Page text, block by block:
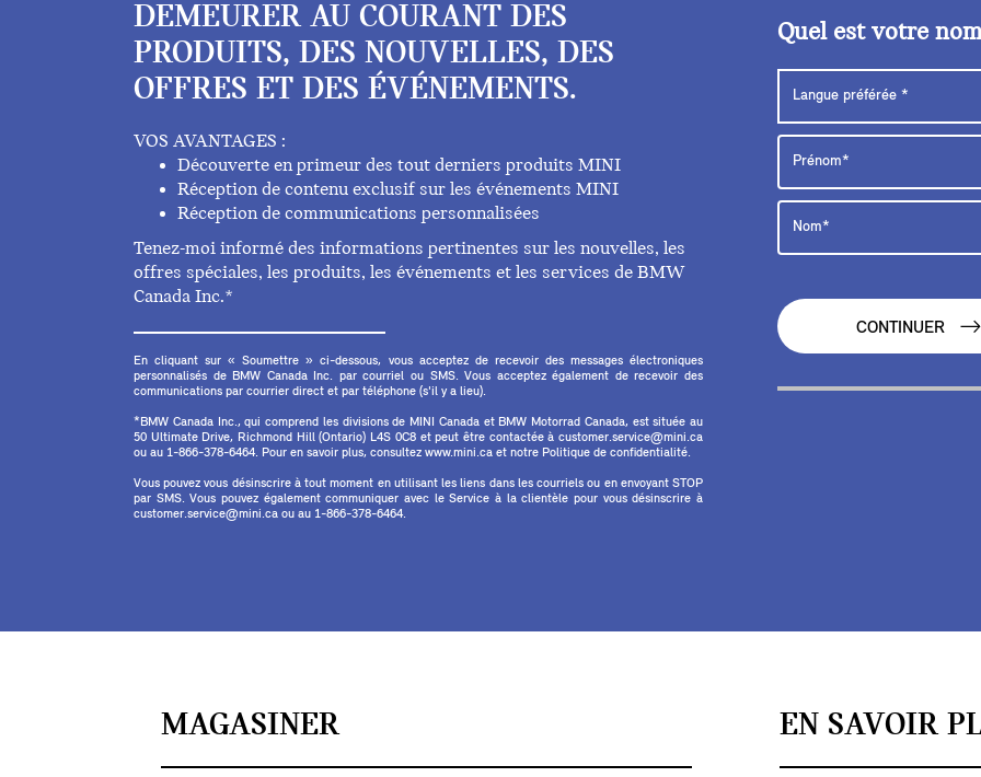
DEMEURER AU COURANT DES
PRODUITS, DES NOUVELLES, DES
OFFRES ET DES ÉVÉNEMENTS.
VOS AVANTAGES :
Découverte en primeur des tout derniers produits MINI
Réception de contenu exclusif sur les événements MINI
Réception de communications personnalisées
Tenez-moi informé des informations pertinentes sur les nouvelles, les
offres spéciales, les produits, les événements et les services de BMW
Canada Inc.*
En cliquant sur « Soumettre » ci-dessous, vous acceptez de recevoir des messages électroniques
personnalisés de BMW Canada Inc. par courriel ou SMS. Vous acceptez également de recevoir des
communications par courrier direct et par téléphone (s'il y a lieu).
*BMW Canada Inc., qui comprend les divisions de MINI Canada et BMW Motorrad Canada, est située au
50 Ultimate Drive, Richmond Hill (Ontario) L4S 0C8 et peut être contactée à customer.service@mini.ca
ou au 1-866-378-6464. Pour en savoir plus, consultez www.mini.ca et notre Politique de confidentialité.
Vous pouvez vous désinscrire à tout moment en utilisant les liens dans les courriels ou en envoyant STOP
par SMS. Vous pouvez également communiquer avec le Service à la clientèle pour vous désinscrire à
customer.service@mini.ca ou au 1-866-378-6464.
Quel est votre
CONTINUER
MAGASINER EN SAVOIR